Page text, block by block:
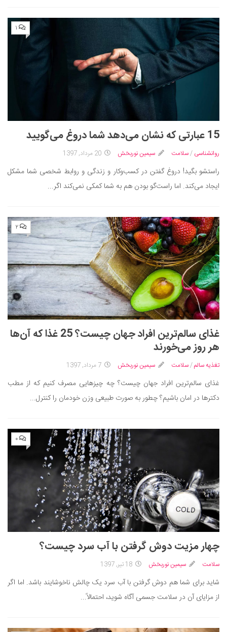
۱
15 عبارتی که نشان می‌دهد شما دروغ می‌گویید
روانشناسی /سلامت سیمین نوربخش 20 مرداد, 1397
راستشو بگید! دروغ گفتن در کسب‌وکار و زندگی و روابط شخصی شما مشکل
ایجاد می‌کند. اما راست‌گو بودن هم به شما کمکی نمی‌کند اگر...
۲
غذای سالم‌ترین افراد جهان چیست؟ 25 غذا که آن‌ها
هر روز می‌خورند
تغذیه سالم/سلامت سیمین نوربخش 7 مرداد, 1397
غذای سالم‌ترین افراد جهان چیست؟ چه چیزهایی مصرف کنیم که از مطب
دکترها در امان باشیم؟ چطور به صورت طبیعی وزن خودمان را کنترل...
۰
چهار مزیت دوش گرفتن با آب سرد چیست؟
سلامت سیمین نوربخش 18 تیر, 1397
شاید برای شما هم دوش گرفتن با آب سرد یک چالش ناخوشایند باشد. اما اگر
از مزایای آن در سلامت جسمی آگاه شوید، احتمالاً...